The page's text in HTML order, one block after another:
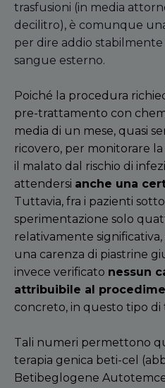
trasfusioni (in media
decilitro), è comunque
per dire addio
sangue esterno.
Poiché la procedura
pre-trattamento con
media di un mese, quasi
ricovero, per monitorare
il malato dal rischio di
attendersi anche una
Tuttavia, fra i pazienti
sperimentazione solo
relativamente
una carenza di piastrine
invece verificato nessun
attribuibile al
concreto, in questo tipo di
Tali numeri permettono
terapia genica beti-cel
Betibeglogene